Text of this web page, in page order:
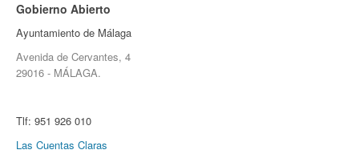
Gobierno Abierto
Ayuntamiento de Málaga
Avenida de Cervantes, 4
29016 - MÁLAGA.
Tlf: 951 926 010
Las Cuentas Claras